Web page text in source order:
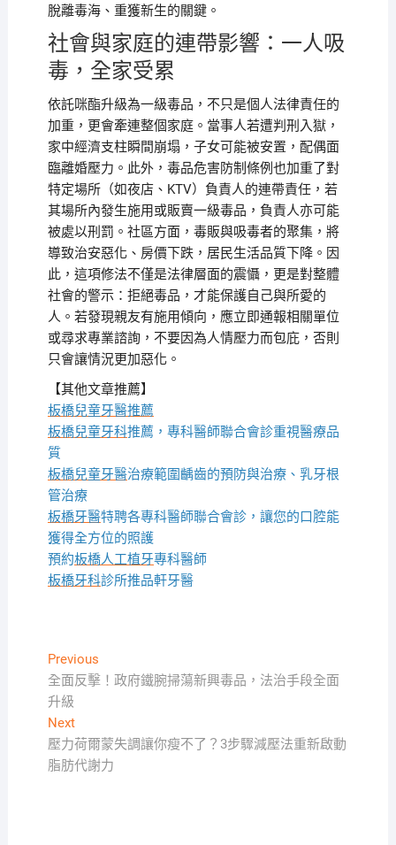
脫離毒海、重獲新生的關鍵。
社會與家庭的連帶影響：一人吸
毒，全家受累
依託咪酯升級為一級毒品，不只是個人法律責任的
加重，更會牽連整個家庭。當事人若遭判刑入獄，
家中經濟支柱瞬間崩塌，子女可能被安置，配偶面
臨離婚壓力。此外，毒品危害防制條例也加重了對
特定場所（如夜店、KTV）負責人的連帶責任，若
其場所內發生施用或販賣一級毒品，負責人亦可能
被處以刑罰。社區方面，毒販與吸毒者的聚集，將
導致治安惡化、房價下跌，居民生活品質下降。因
此，這項修法不僅是法律層面的震懾，更是對整體
社會的警示：拒絕毒品，才能保護自己與所愛的
人。若發現親友有施用傾向，應立即通報相關單位
或尋求專業諮詢，不要因為人情壓力而包庇，否則
只會讓情況更加惡化。
【其他文章推薦】
板橋兒童牙醫推薦
板橋兒童牙科推薦，專科醫師聯合會診重視醫療品
質
板橋兒童牙醫治療範圍齲齒的預防與治療、乳牙根
管治療
板橋牙醫特聘各專科醫師聯合會診，讓您的口腔能
獲得全方位的照護
預約板橋人工植牙專科醫師
板橋牙科診所推品軒牙醫
文
章
導
覽
PreviousPrevious
post:
全面反擊！政府鐵腕掃蕩新興毒品，法治手段全面
升級
NextNext
post:
壓力荷爾蒙失調讓你瘦不了？3步驟減壓法重新啟動
脂肪代謝力